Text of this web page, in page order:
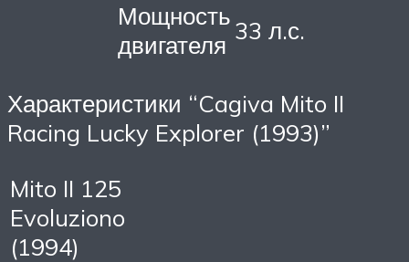
Мощность
двигателя 33 л.с.
Характеристики “Cagiva Mito II
Racing Lucky Explorer (1993)”
Mito II 125
Evoluziono
(1994)